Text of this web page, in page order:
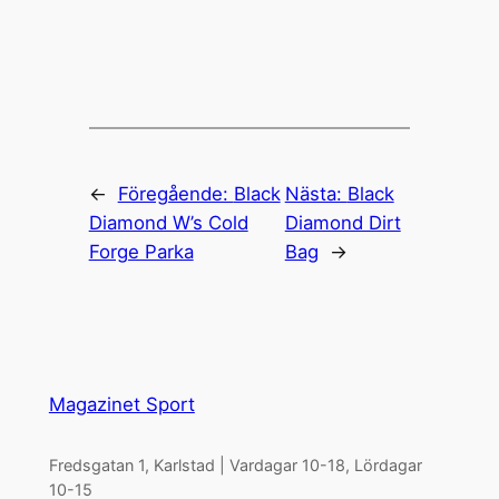
← Föregående: Black
Diamond W’s Cold
Forge Parka
Nästa: Black
Diamond Dirt
Bag
→
Magazinet Sport
Fredsgatan 1, Karlstad | Vardagar 10-18, Lördagar
10-15